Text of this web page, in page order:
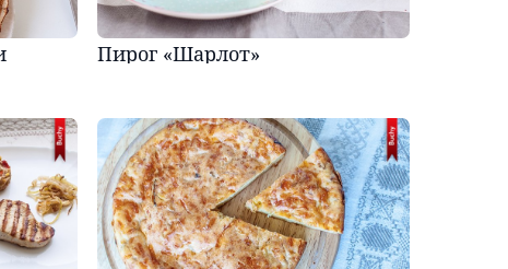
Пирог «Шарлот»